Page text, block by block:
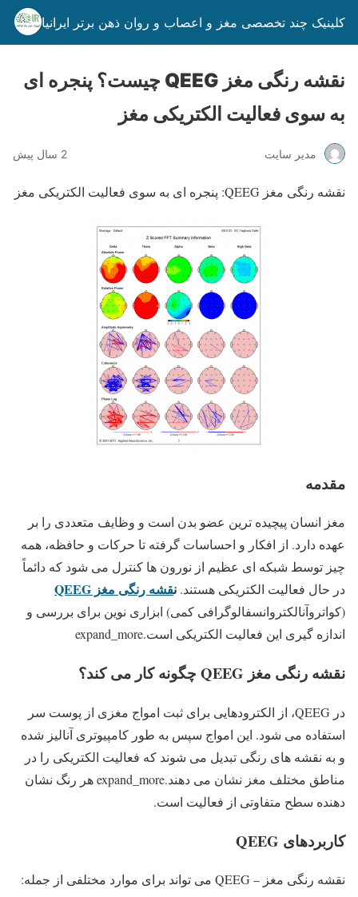
کلینیک چند تخصصی مغز و اعصاب و روان ذهن برتر ایرانیان
نقشه رنگی مغز QEEG چیست؟ پنجره ای
به سوی فعالیت الکتریکی مغز
مدیر سایت 2 سال پیش
نقشه رنگی مغز QEEG: پنجره ای به سوی فعالیت الکتریکی مغز
مقدمه
مغز انسان پیچیده ترین عضو بدن است و وظایف متعددی را بر
عهده دارد. از افکار و احساسات گرفته تا حرکات و حافظه، همه
چیز توسط شبکه ای عظیم از نورون ها کنترل می شود که دائماً
در حال فعالیت الکتریکی هستند. نقشه رنگی مغز QEEG
(کواتروآنالکتروانسفالوگرافی کمی) ابزاری نوین برای بررسی و
اندازه گیری این فعالیت الکتریکی است.expand_more
نقشه رنگی مغز QEEG چگونه کار می کند؟
در QEEG، از الکترودهایی برای ثبت امواج مغزی از پوست سر
استفاده می شود. این امواج سپس به طور کامپیوتری آنالیز شده
و به نقشه های رنگی تبدیل می شوند که فعالیت الکتریکی را در
مناطق مختلف مغز نشان می دهند.expand_more هر رنگ نشان
دهنده سطح متفاوتی از فعالیت است.
کاربردهای QEEG
نقشه رنگی مغز – QEEG می تواند برای موارد مختلفی از جمله: